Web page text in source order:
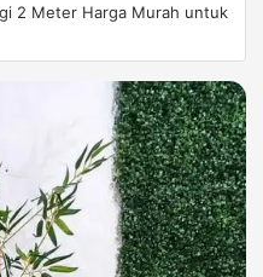
2 Meter Harga Murah untuk